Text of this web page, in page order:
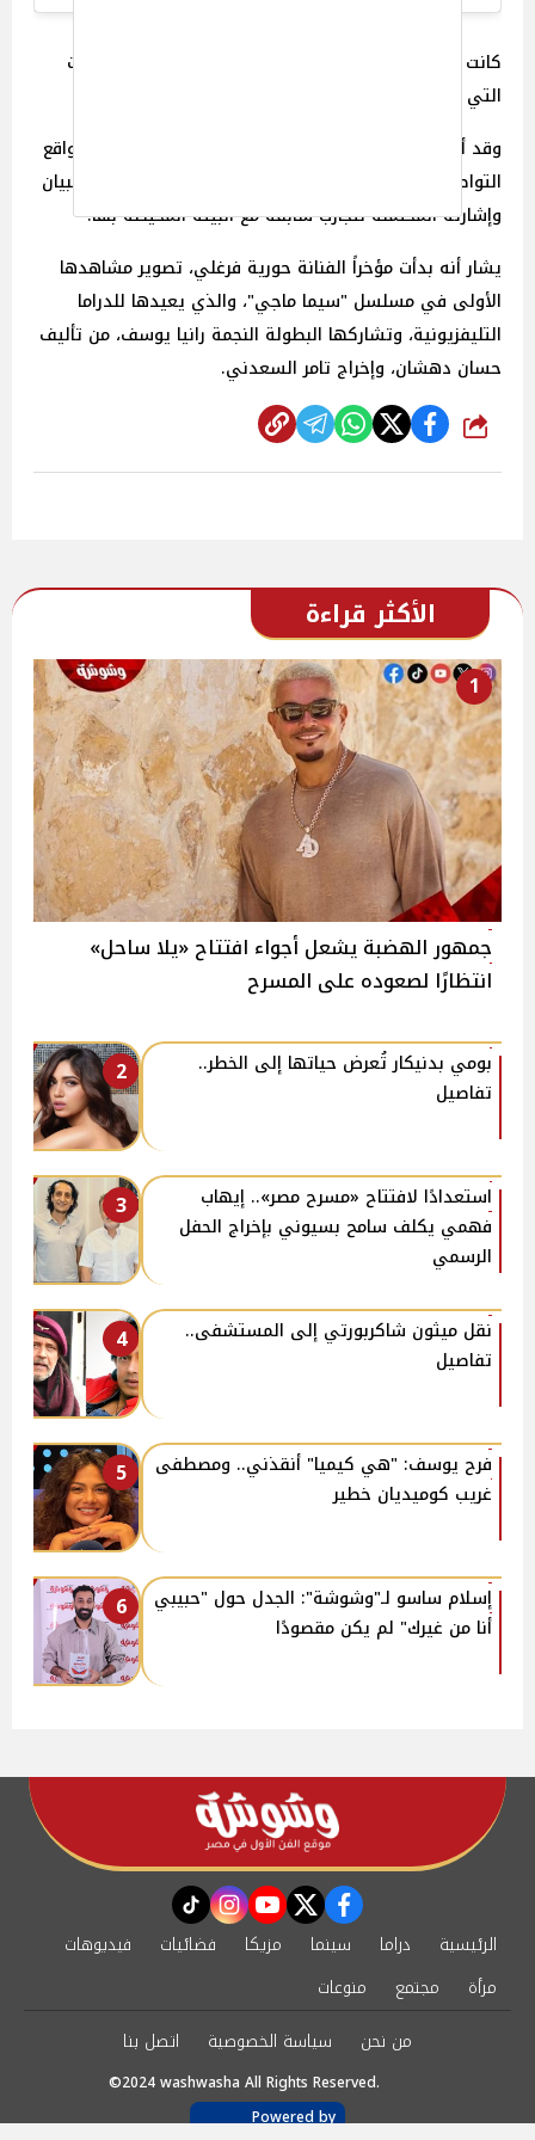
كانت هذه الرسالة بمثابة تعبير عن رؤيتها الخاصة للتغيرات
التي تجري حولها، ورفضًا لفكرة تغير شخصيتها.
وقد أثارت هذه الرسالة تفاعلًا كبيرًا بين متابعيها ورواد مواقع
التواصل الاجتماعي، حيث تباينت آراءهم حول معنى هذا البيان
وإشارته المحتملة لتجارب سابقة مع البيئة المحيطة بها.
يشار أنه بدأت مؤخراً الفنانة حورية فرغلي، تصوير مشاهدها
الأولى في مسلسل "سيما ماجي"، والذي يعيدها للدراما
التليفزيونية، وتشاركها البطولة النجمة رانيا يوسف، من تأليف
حسان دهشان، وإخراج تامر السعدني.
شارك
الأكثر قراءة
1
جمهور الهضبة يشعل أجواء افتتاح «يلا ساحل»
انتظارًا لصعوده على المسرح
2
بومي بدنيكار تُعرض حياتها إلى الخطر..
تفاصيل
3
استعدادًا لافتتاح «مسرح مصر».. إيهاب
فهمي يكلف سامح بسيوني بإخراج الحفل
الرسمي
4
نقل ميثون شاكربورتي إلى المستشفى..
تفاصيل
5
فرح يوسف: "هي كيميا" أنقذني.. ومصطفى
غريب كوميديان خطير
6
إسلام ساسو لـ"وشوشة": الجدل حول "حبيبي
أنا من غيرك" لم يكن مقصودًا
facebook
twitter
youtube
instagram
tiktok
الرئيسية دراما سينما مزيكا فضائيات
فيديوهات
مرأة
مجتمع
منوعات
من نحن
سياسة الخصوصية اتصل بنا
©2024 washwasha All Rights Reserved.
Powered by